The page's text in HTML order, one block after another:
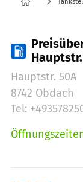
Hauptstr. 50A
8742 Obdach
Tel: